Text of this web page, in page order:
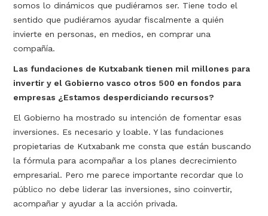
somos lo dinámicos que pudiéramos ser. Tiene todo el
sentido que pudiéramos ayudar fiscalmente a quién
invierte en personas, en medios, en comprar una
compañía.
Las fundaciones de Kutxabank tienen mil millones para
invertir y el Gobierno vasco otros 500 en fondos para
empresas ¿Estamos desperdiciando recursos?
El Gobierno ha mostrado su intención de fomentar esas
inversiones. Es necesario y loable. Y las fundaciones
propietarias de Kutxabank me consta que están buscando
la fórmula para acompañar a los planes decrecimiento
empresarial. Pero me parece importante recordar que lo
público no debe liderar las inversiones, sino coinvertir,
acompañar y ayudar a la acción privada.